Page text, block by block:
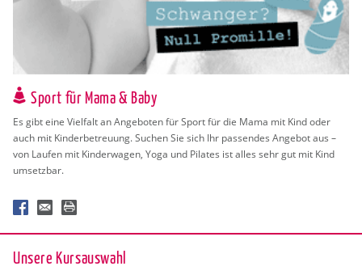
Sport für Mama & Baby
Es gibt eine Viel­falt an An­ge­bo­ten für Sport für die Mama mit Kind oder
auch mit Kin­der­be­treu­ung. Su­chen Sie sich Ihr pas­sen­des An­ge­bot aus –
von Lau­fen mit Kin­der­wa­gen, Yoga und Pi­la­tes ist alles sehr gut mit Kind
um­setz­bar.
Un­se­re Kurs­aus­wahl